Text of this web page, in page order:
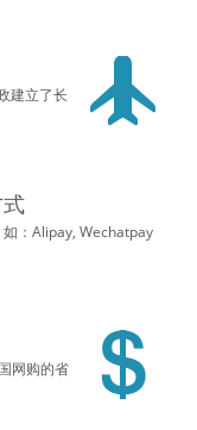
建立了长
：Alipay, Wechatpay
网购的省